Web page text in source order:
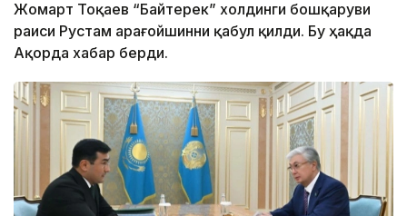
Жомарт Тоқаев “Байтерек” холдинги бошқаруви
раиси Рустам Қарағойшинни қабул қилди. Бу ҳақда
Ақорда хабар берди.